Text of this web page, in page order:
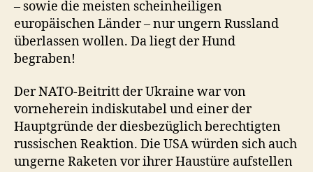
– sowie die meisten scheinheiligen
europäischen Länder – nur ungern Russland
überlassen wollen. Da liegt der Hund
begraben!
Der NATO-Beitritt der Ukraine war von
vorneherein indiskutabel und einer der
Hauptgründe der diesbezüglich berechtigten
russischen Reaktion. Die USA würden sich auch
ungerne Raketen vor ihrer Haustüre aufstellen